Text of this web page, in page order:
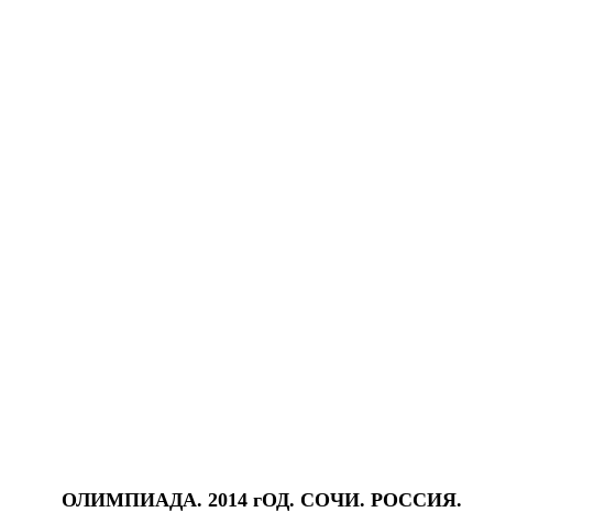
ОЛИМПИАДА. 2014 гОД. СОЧИ. РОССИЯ.